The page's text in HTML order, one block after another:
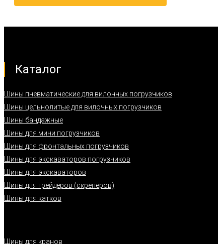
Каталог
Шины пневматические для вилочных погрузчиков
Шины цельнолитые для вилочных погрузчиков
Шины бандажные
Шины для мини погрузчиков
Шины для фронтальных погрузчиков
Шины для экскаваторов погрузчиков
Шины для экскаваторов
Шины для грейдеров (скреперов)
Шины для катков
Шины для кранов